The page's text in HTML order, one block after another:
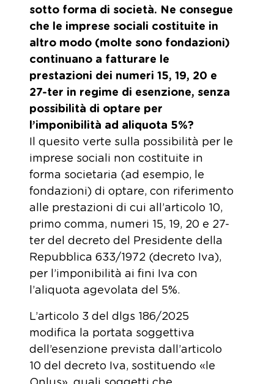
sotto forma di società. Ne consegue
che le imprese sociali costituite in
altro modo (molte sono fondazioni)
continuano a fatturare le
prestazioni dei numeri 15, 19, 20 e
27-ter in regime di esenzione, senza
possibilità di optare per
l’imponibilità ad aliquota 5%?
Il quesito verte sulla possibilità per le
imprese sociali non costituite in
forma societaria (ad esempio, le
fondazioni) di optare, con riferimento
alle prestazioni di cui all’articolo 10,
primo comma, numeri 15, 19, 20 e 27-
ter del decreto del Presidente della
Repubblica 633/1972 (decreto Iva),
per l’imponibilità ai fini Iva con
l’aliquota agevolata del 5%.
L’articolo 3 del dlgs 186/2025
modifica la portata soggettiva
dell’esenzione prevista dall’articolo
10 del decreto Iva, sostituendo «le